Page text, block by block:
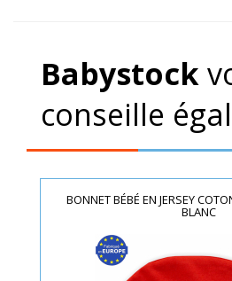
Babystock
conseille
BONNET BÉBÉ EN JERSEY
BLANC